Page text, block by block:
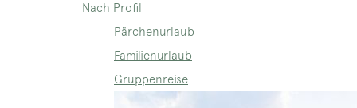
Nach Profil
Pärchenurlaub
Familienurlaub
Gruppenreise